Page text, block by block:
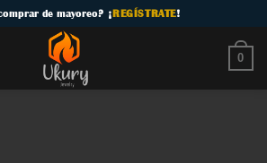
de mayoreo? ¡REGÍSTRATE!
0